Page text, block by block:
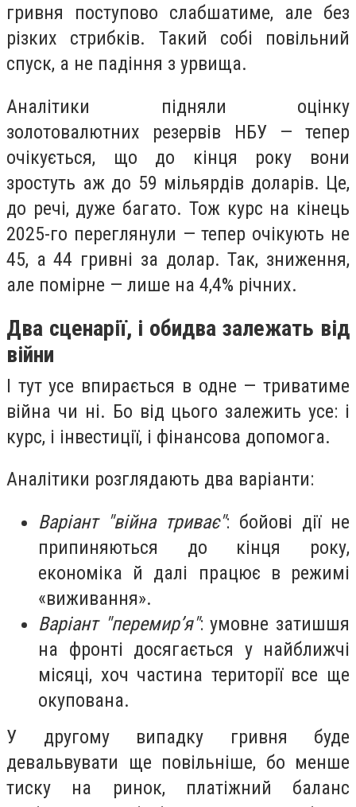
гривня поступово слабшатиме, але без
різких стрибків. Такий собі повільний
спуск, а не падіння з урвища.
Аналітики підняли оцінку
золотовалютних резервів НБУ — тепер
очікується, що до кінця року вони
зростуть аж до 59 мільярдів доларів. Це,
до речі, дуже багато. Тож курс на кінець
2025-го переглянули — тепер очікують не
45, а 44 гривні за долар. Так, зниження,
але помірне — лише на 4,4% річних.
Два сценарії, і обидва залежать від
війни
І тут усе впирається в одне — триватиме
війна чи ні. Бо від цього залежить усе: і
курс, і інвестиції, і фінансова допомога.
Аналітики розглядають два варіанти:
Варіант "війна триває": бойові дії не
припиняються до кінця року,
економіка й далі працює в режимі
«виживання».
Варіант "перемир’я": умовне затишшя
на фронті досягається у найближчі
місяці, хоч частина території все ще
окупована.
У другому випадку гривня буде
девальвувати ще повільніше, бо менше
тиску на ринок, платіжний баланс